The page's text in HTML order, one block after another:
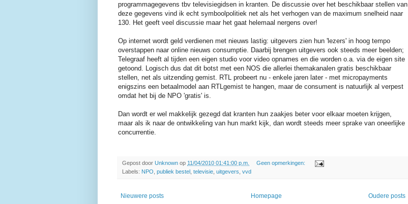
programmagegevens tbv televisiegidsen in kranten. De discussie over het beschikbaar stellen van
deze gegevens vind ik echt symboolpolitiek net als het verhogen van de maximum snelheid naar
130. Het geeft veel discussie maar het gaat helemaal nergens over!
Op internet wordt geld verdienen met nieuws lastig: uitgevers zien hun 'lezers' in hoog tempo
overstappen naar online nieuws consumptie. Daarbij brengen uitgevers ook steeds meer beelden;
Telegraaf heeft al tijden een eigen studio voor video opnames en die worden o.a. via de eigen site
getoond. Logisch dus dat dit botst met een NOS die allerlei themakanalen gratis beschikbaar
stellen, net als uitzending gemist. RTL probeert nu - enkele jaren later - met micropayments
enigszins een betaalmodel aan RTLgemist te hangen, maar de consument is natuurlijk al verpest
omdat het bij de NPO 'gratis' is.
Dan wordt er wel makkelijk gezegd dat kranten hun zaakjes beter voor elkaar moeten krijgen,
maar als ik naar de ontwikkeling van hun markt kijk, dan wordt steeds meer sprake van oneerlijke
concurrentie.
Gepost door Unknown op 11/04/2010 01:41:00 p.m.
Geen opmerkingen:
Labels: NPO publiek bestel televisie uitgevers vvd
Nieuwere posts Oudere posts
Homepage